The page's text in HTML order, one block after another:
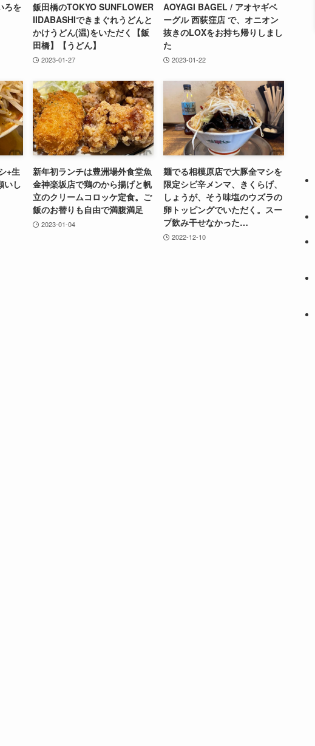
ろを
飯田橋のTOKYO SUNFLOWER
IIDABASHIできまぐれうどんと
かけうどん(温)をいただく【飯
田橋】【うどん】
2023-01-27
AOYAGI BAGEL / アオヤギベ
ーグル 西荻窪店 で、オニオン
抜きのLOXをお持ち帰りしまし
た
2023-01-22
+生
いし
新年初ランチは豊洲場外食堂魚
金神楽坂店で鶏のから揚げと帆
立のクリームコロッケ定食。ご
飯のお替りも自由で満腹満足
2023-01-04
麺でる相模原店で大豚全マシを
限定シビ辛メンマ、きくらげ、
しょうが、そう味塩のウズラの
卵トッピングでいただく。スー
プ飲み干せなかった…
2022-12-10